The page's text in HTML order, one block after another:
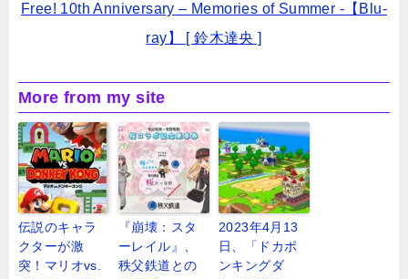
Free! 10th Anniversary – Memories of Summer -【Blu-
ray】 [ 鈴木達央 ]
More from my site
伝説のキャラ
クターが激
突！マリオvs.
『崩壊：スタ
ーレイル』、
秩父鉄道との
2023年4月13
日、「ドカポ
ンキングダ